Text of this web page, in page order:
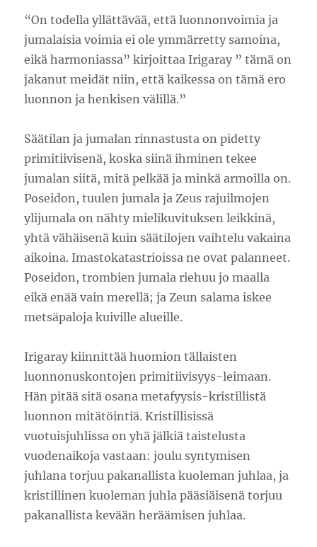
“On todella yllättävää, että luonnonvoimia ja
jumalaisia voimia ei ole ymmärretty samoina,
eikä harmoniassa” kirjoittaa Irigaray ” tämä on
jakanut meidät niin, että kaikessa on tämä ero
luonnon ja henkisen välillä.”
Säätilan ja jumalan rinnastusta on pidetty
primitiivisenä, koska siinä ihminen tekee
jumalan siitä, mitä pelkää ja minkä armoilla on.
Poseidon, tuulen jumala ja Zeus rajuilmojen
ylijumala on nähty mielikuvituksen leikkinä,
yhtä vähäisenä kuin säätilojen vaihtelu vakaina
aikoina. Imastokatastrioissa ne ovat palanneet.
Poseidon, trombien jumala riehuu jo maalla
eikä enää vain merellä; ja Zeun salama iskee
metsäpaloja kuiville alueille.
Irigaray kiinnittää huomion tällaisten
luonnonuskontojen primitiivisyys-leimaan.
Hän pitää sitä osana metafyysis-kristillistä
luonnon mitätöintiä. Kristillisissä
vuotuisjuhlissa on yhä jälkiä taistelusta
vuodenaikoja vastaan: joulu syntymisen
juhlana torjuu pakanallista kuoleman juhlaa, ja
kristillinen kuoleman juhla pääsiäisenä torjuu
pakanallista kevään heräämisen juhlaa.